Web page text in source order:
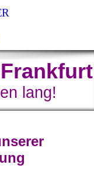
lang!